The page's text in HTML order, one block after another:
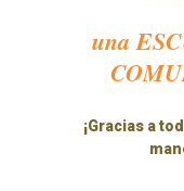
una
¡Gracias a